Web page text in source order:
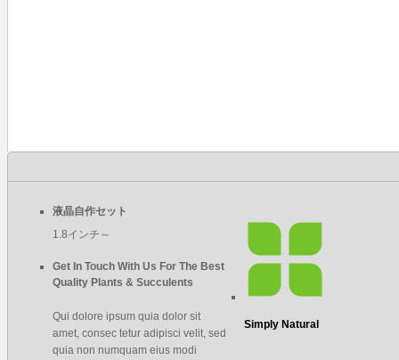
液晶自作セット
1.8インチ～
Get In Touch With Us For The Best
Quality Plants & Succulents
Qui dolore ipsum quia dolor sit
amet, consec tetur adipisci velit, sed
quia non numquam eius modi
Simply Natural